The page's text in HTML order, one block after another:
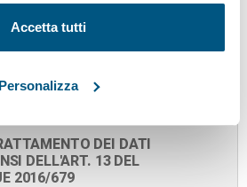
Accetta tutti
Personalizza
DEI DATI
DELL'ART. 13 DEL
2016/679